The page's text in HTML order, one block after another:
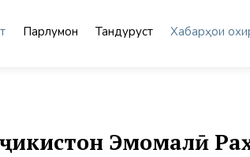
Парлумон Тандурустӣ Хабарҳои
Эмомалӣ